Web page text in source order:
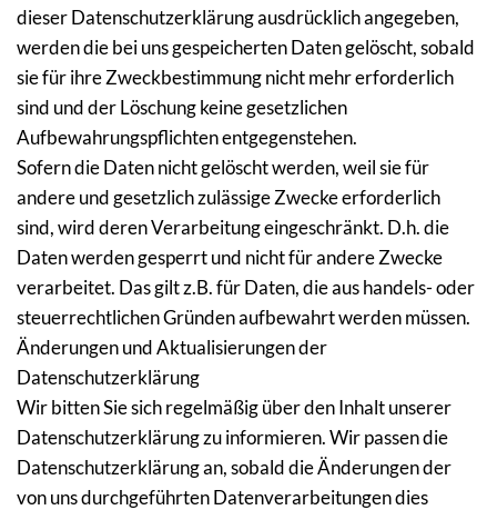
dieser Datenschutzerklärung ausdrücklich angegeben,
werden die bei uns gespeicherten Daten gelöscht, sobald
sie für ihre Zweckbestimmung nicht mehr erforderlich
sind und der Löschung keine gesetzlichen
Aufbewahrungspflichten entgegenstehen.
Sofern die Daten nicht gelöscht werden, weil sie für
andere und gesetzlich zulässige Zwecke erforderlich
sind, wird deren Verarbeitung eingeschränkt. D.h. die
Daten werden gesperrt und nicht für andere Zwecke
verarbeitet. Das gilt z.B. für Daten, die aus handels- oder
steuerrechtlichen Gründen aufbewahrt werden müssen.
Änderungen und Aktualisierungen der
Datenschutzerklärung
Wir bitten Sie sich regelmäßig über den Inhalt unserer
Datenschutzerklärung zu informieren. Wir passen die
Datenschutzerklärung an, sobald die Änderungen der
von uns durchgeführten Datenverarbeitungen dies